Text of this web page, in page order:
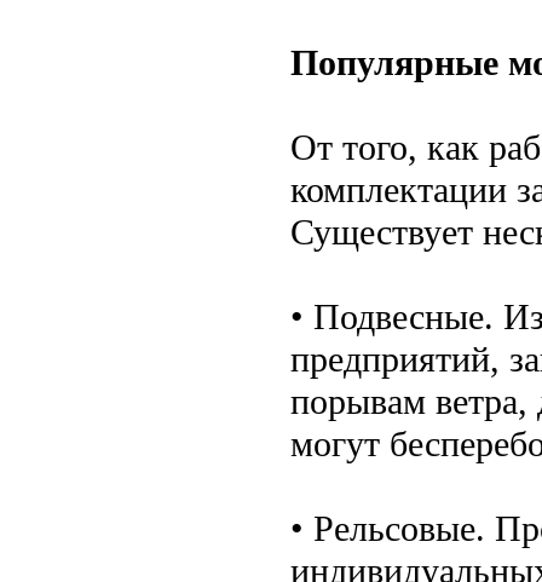
Популярные
От того, как
комплектации
Существует
• Подвесные.
предприятий,
порывам ветра,
могут
• Рельсовые.